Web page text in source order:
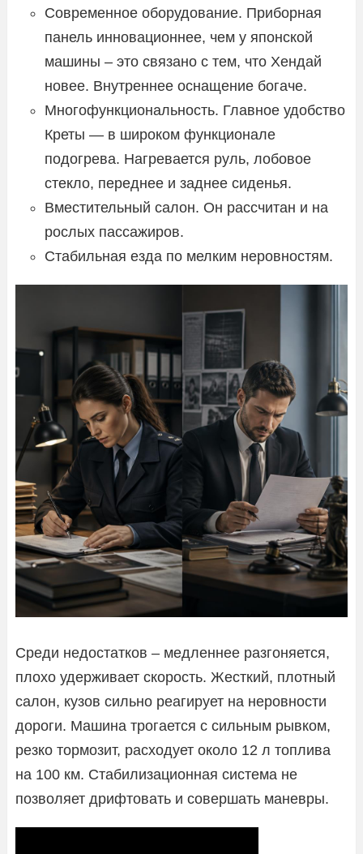
Современное оборудование. Приборная
панель инновационнее, чем у японской
машины – это связано с тем, что Хендай
новее. Внутреннее оснащение богаче.
Многофункциональность. Главное удобство
Креты — в широком функционале
подогрева. Нагревается руль, лобовое
стекло, переднее и заднее сиденья.
Вместительный салон. Он рассчитан и на
рослых пассажиров.
Стабильная езда по мелким неровностям.
Среди недостатков – медленнее разгоняется,
плохо удерживает скорость. Жесткий, плотный
салон, кузов сильно реагирует на неровности
дороги. Машина трогается с сильным рывком,
резко тормозит, расходует около 12 л топлива
на 100 км. Стабилизационная система не
позволяет дрифтовать и совершать маневры.